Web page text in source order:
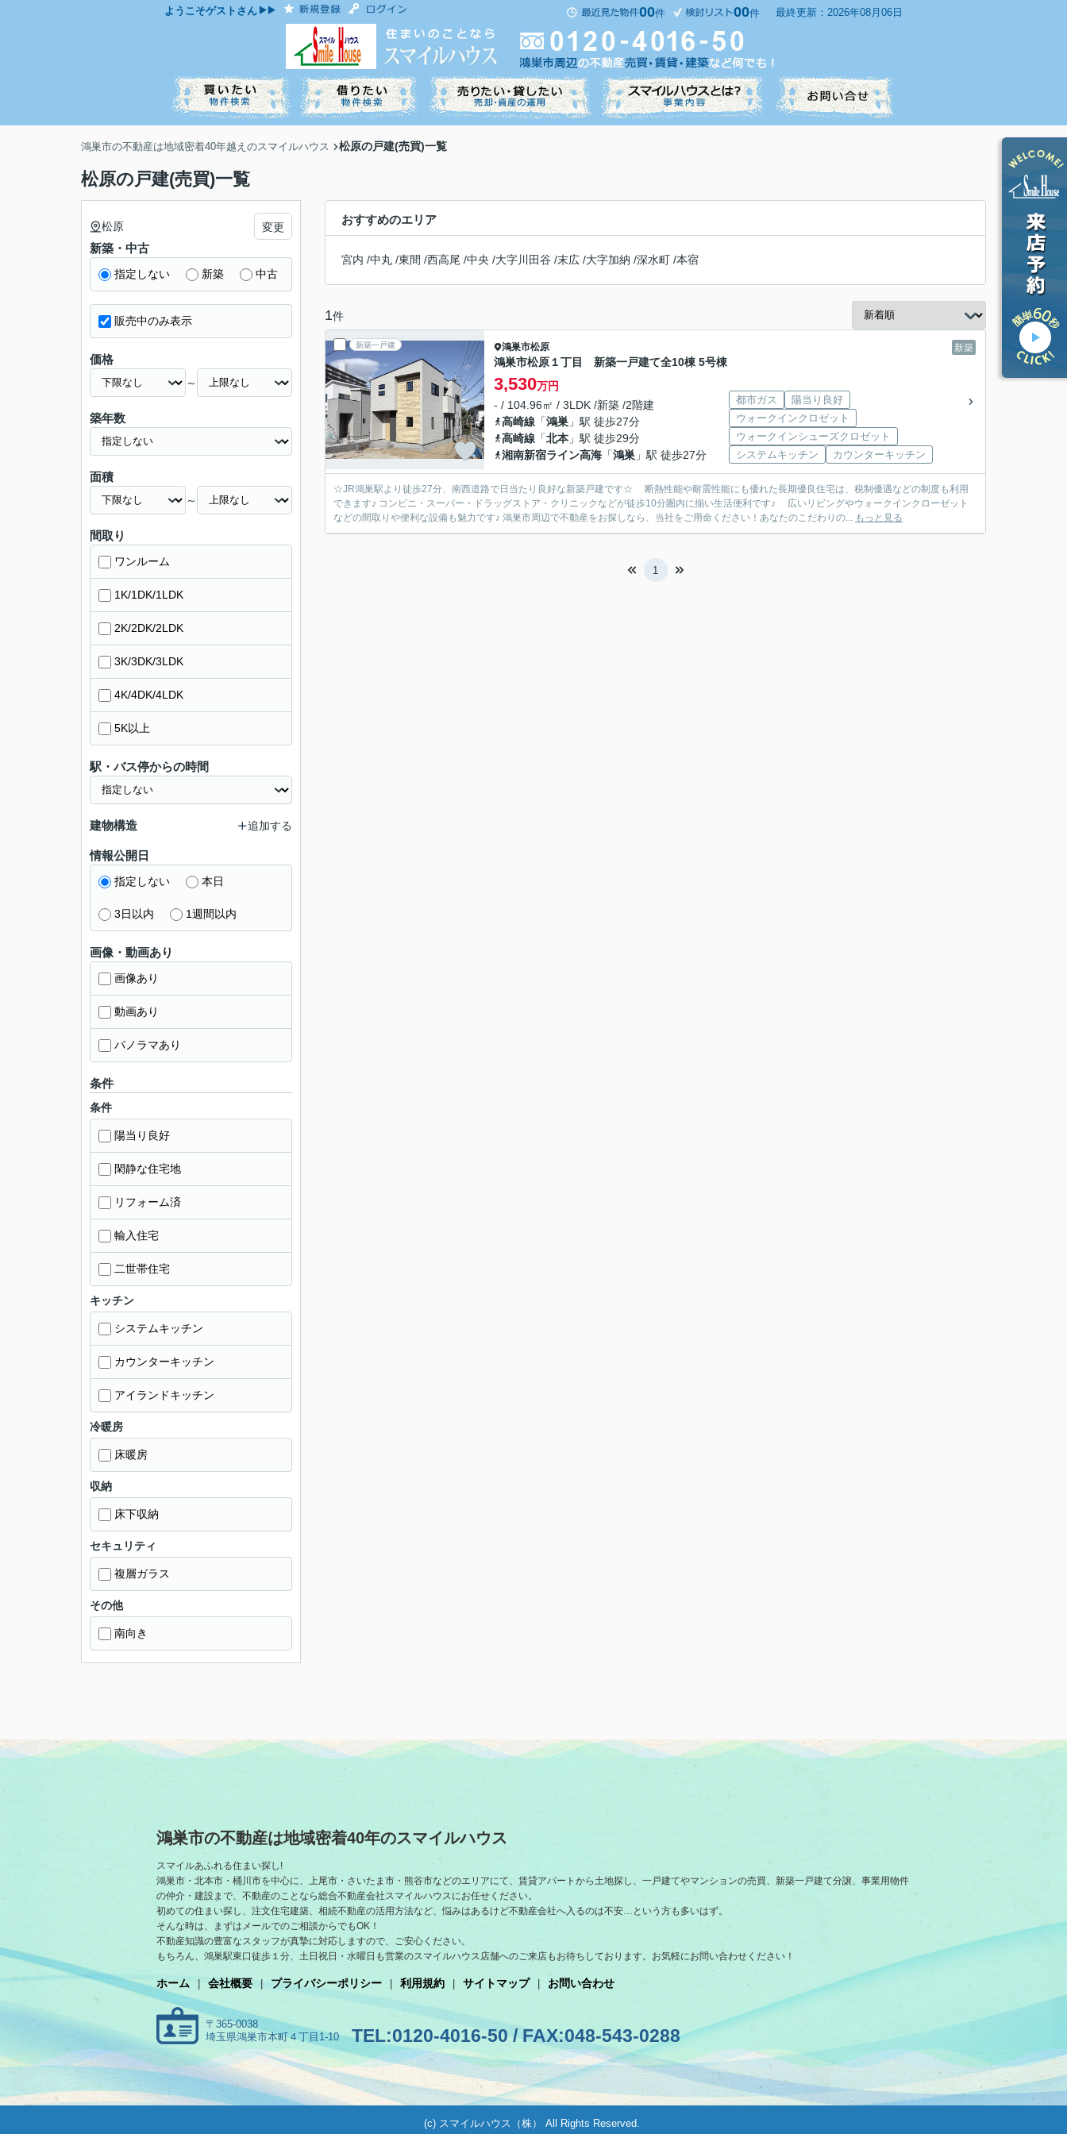
ようこそゲスト さん 00件 00件 最終更新：2026年08月06日
鴻巣市の不動産は地域密着40年越えのスマイルハウス 松原の戸建(売買)一覧
松原の戸建(売買)一覧
おすすめのエリア
宮内 /中丸 /東間 /西高尾 /中央 /大字川田谷 /末広 /大字加納 /深水町 /本宿
1件
新築一戸建 新築
鴻巣市松原
鴻巣市松原１丁目 新築一戸建て全10棟 5号棟
3,530万円
- / 104.96㎡ / 3LDK /新築 /2階建
高崎線 「鴻巣 」駅 徒歩27分
高崎線 「北本 」駅 徒歩29分
湘南新宿ライン高海 「鴻巣 」駅 徒歩27分
都市ガス
陽当り良好
ウォークインクロゼット
ウォークインシューズクロゼット
システムキッチン
カウンターキッチン
☆JR鴻巣駅より徒歩27分、南西道路で日当たり良好な新築戸建です☆ 断熱性能や耐震性能にも優れた長期優良住宅は、税制優遇などの制度も利用
できます♪ コンビニ・スーパー・ドラッグストア・クリニックなどが徒歩10分圏内に揃い生活便利です♪ 広いリビングやウォークインクローゼット
などの間取りや便利な設備も魅力です♪ 鴻巣市周辺で不動産をお探しなら、当社をご用命ください！あなたのこだわりの... もっと見る
1
松原 変更
新築・中古
指定しない 新築 中古
販売中のみ表示
価格
～
築年数
面積
～
間取り
ワンルーム
1K/1DK/1LDK
2K/2DK/2LDK
3K/3DK/3LDK
4K/4DK/4LDK
5K以上
駅・バス停からの時間
建物構造 追加する
情報公開日
指定しない 本日
3日以内 1週間以内
画像・動画あり
画像あり
動画あり
パノラマあり
条件
条件
陽当り良好
閑静な住宅地
リフォーム済
輸入住宅
二世帯住宅
キッチン
システムキッチン
カウンターキッチン
アイランドキッチン
冷暖房
床暖房
収納
床下収納
セキュリティ
複層ガラス
その他
南向き
鴻巣市の不動産は地域密着40年のスマイルハウス
スマイルあふれる住まい探し!
鴻巣市・北本市・桶川市を中心に、上尾市・さいたま市・熊谷市などのエリアにて、賃貸アパートから土地探し、一戸建てやマンションの売買、新築一戸建て分譲、事業用物件
の仲介・建設まで、不動産のことなら総合不動産会社スマイルハウスにお任せください。
初めての住まい探し、注文住宅建築、相続不動産の活用方法など、悩みはあるけど不動産会社へ入るのは不安…という方も多いはず。
そんな時は、まずはメールでのご相談からでもOK！
不動産知識の豊富なスタッフが真摯に対応しますので、ご安心ください。
もちろん、鴻巣駅東口徒歩１分、土日祝日・水曜日も営業のスマイルハウス店舗へのご来店もお待ちしております。お気軽にお問い合わせください！
ホーム 会社概要 プライバシーポリシー 利用規約 サイトマップ お問い合わせ
〒365-0038
埼玉県鴻巣市本町４丁目1-10
TEL:0120-4016-50 / FAX:048-543-0288
(c) スマイルハウス（株） All Rights Reserved.